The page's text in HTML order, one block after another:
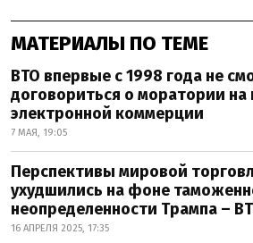
МАТЕРИАЛЫ ПО ТЕМЕ
ВТО впервые с 1998 года не
договориться о моратории
электронной коммерции
7 МАЯ, 19:05
Перспективы мировой
ухудшились на фоне
неопределенности Трампа –
16 АПРЕЛЯ 2025, 17:35